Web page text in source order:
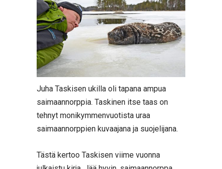
Juha Taskisen ukilla oli tapana ampua
saimaannorppia. Taskinen itse taas on
tehnyt monikymmenvuotista uraa
saimaannorppien kuvaajana ja suojelijana.
Tästä kertoo Taskisen viime vuonna